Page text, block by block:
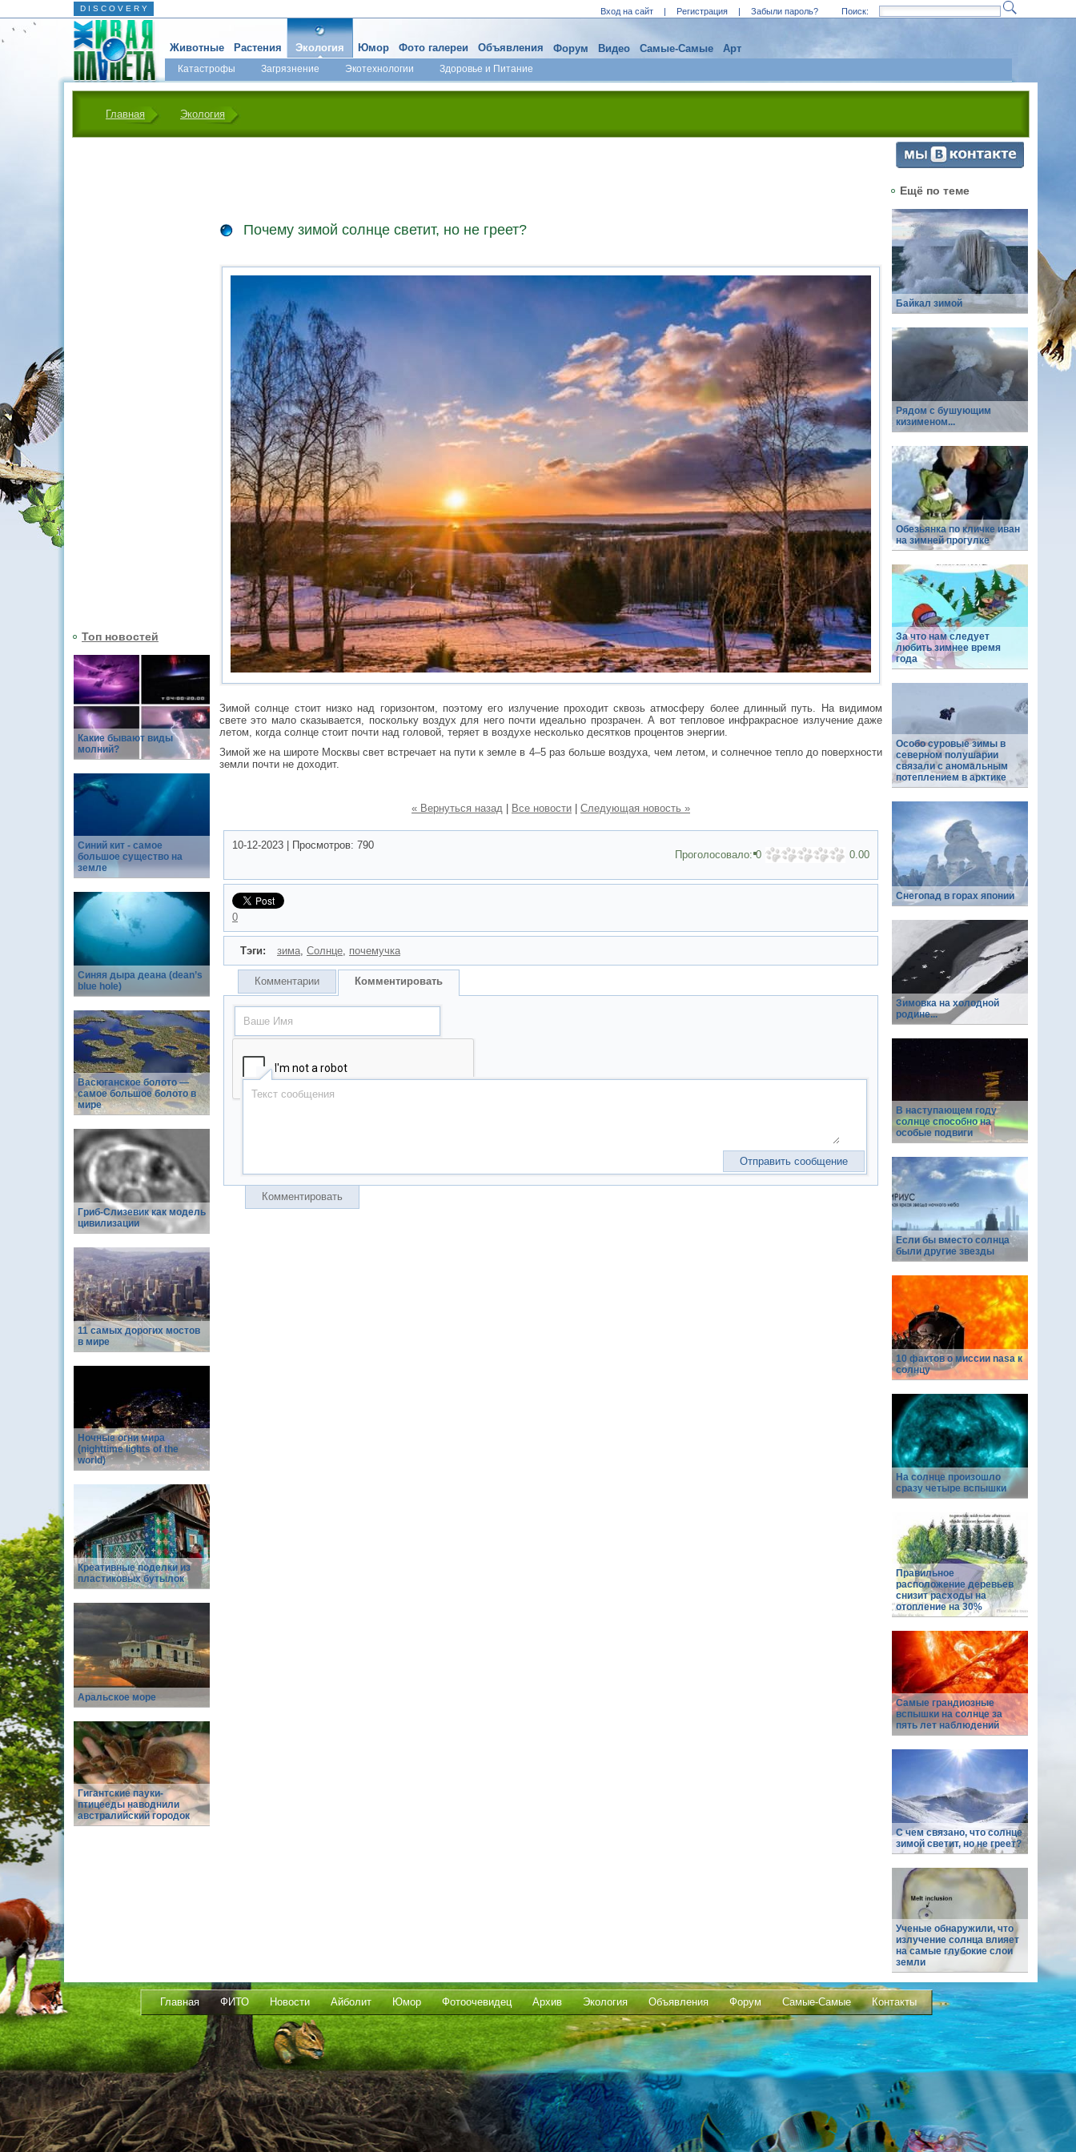
D I S C O V E R Y Вход на сайт | Регистрация | Забыли пароль? Поиск:
Животные Растения Экология
Катастрофы Загрязнение Экотехнологии Здоровье и Питание
Юмор Фото галереи Объявления Форум Видео Самые-Самые Арт
Главная Экология
Топ новостей
Какие бывают виды
молний?
Синий кит - самое
большое существо на
земле
Синяя дыра деана (dean’s
blue hole)
Васюганское болото —
самое большое болото в
мире
Гриб-Слизевик как модель
цивилизации
11 самых дорогих мостов
в мире
Ночные огни мира
(nighttime lights of the
world)
Креативные поделки из
пластиковых бутылок
Аральское море
Гигантские пауки-
птицееды наводнили
австралийский городок
Почему зимой солнце светит, но не греет?
Зимой солнце стоит низко над горизонтом, поэтому его излучение проходит сквозь атмосферу более длинный путь. На видимом
свете это мало сказывается, поскольку воздух для него почти идеально прозрачен. А вот тепловое инфракрасное излучение даже
летом, когда солнце стоит почти над головой, теряет в воздухе несколько десятков процентов энергии.
Зимой же на широте Москвы свет встречает на пути к земле в 4–5 раз больше воздуха, чем летом, и солнечное тепло до поверхности
земли почти не доходит.
« Вернуться назад Все новости Следующая новость »
10-12-2023 Просмотров: 790
Проголосовало:0 0.00
0
Тэги: зима, Солнце, почемучка
Комментарии Комментировать
Комментировать
Ещё по теме
Байкал зимой
Рядом с бушующим
кизименом...
Обезьянка по кличке иван
на зимней прогулке
За что нам следует
любить зимнее время
года
Особо суровые зимы в
северном полушарии
связали с аномальным
потеплением в арктике
Снегопад в горах японии
Зимовка на холодной
родине...
В наступающем году
солнце способно на
особые подвиги
Если бы вместо солнца
были другие звезды
10 фактов о миссии nasa к
солнцу
На солнце произошло
сразу четыре вспышки
Правильное
расположение деревьев
снизит расходы на
отопление на 30%
Самые грандиозные
вспышки на солнце за
пять лет наблюдений
С чем связано, что солнце
зимой светит, но не греет?
Ученые обнаружили, что
излучение солнца влияет
на самые глубокие слои
земли
Главная ФИТО Новости Айболит Юмор Фотоочевидец Архив Экология Объявления Форум Самые-Самые Контакты